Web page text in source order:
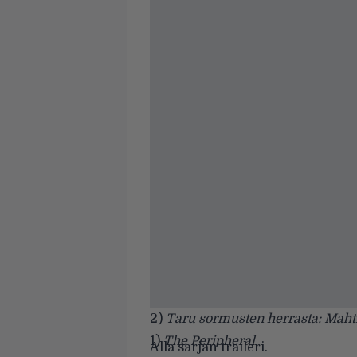
2) Taru sormusten herrasta:
1)The Peripheral
Alla sarjan traileri.